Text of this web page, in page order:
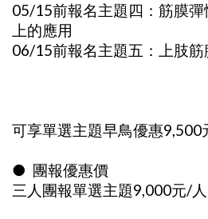
05/15前報名主題四：筋膜
上的應用
06/15前報名主題五：上肢
可享單選主題早鳥優惠9,500
● 團報優惠價
三人團報單選主題9,000元/人